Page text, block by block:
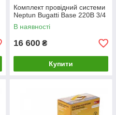
Комплект провідний системи
Neptun Bugatti Base 220B 3/4
В наявності
16 600 ₴
Купити